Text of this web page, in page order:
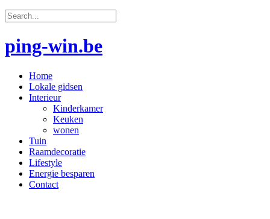
ping-win.be
Home
Lokale gidsen
Interieur
Kinderkamer
Keuken
wonen
Tuin
Raamdecoratie
Lifestyle
Energie besparen
Contact